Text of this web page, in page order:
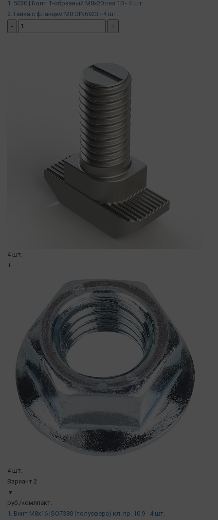
1. 5030 | Болт Т-образный М8х20 паз 10 - 4 шт.
2. Гайка с фланцем М8 DIN6923 - 4 шт.
-
+
4 шт.
+
4 шт.
Вариант 2
▼
руб./комлпект.
1. Винт М8х16 ISO7380 (полусфера) кл. пр. 10.9 - 4 шт.